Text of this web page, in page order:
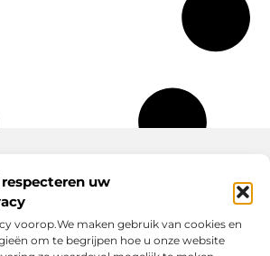
uw
voorop.We maken gebruik van cookies en
om te begrijpen hoe u onze website